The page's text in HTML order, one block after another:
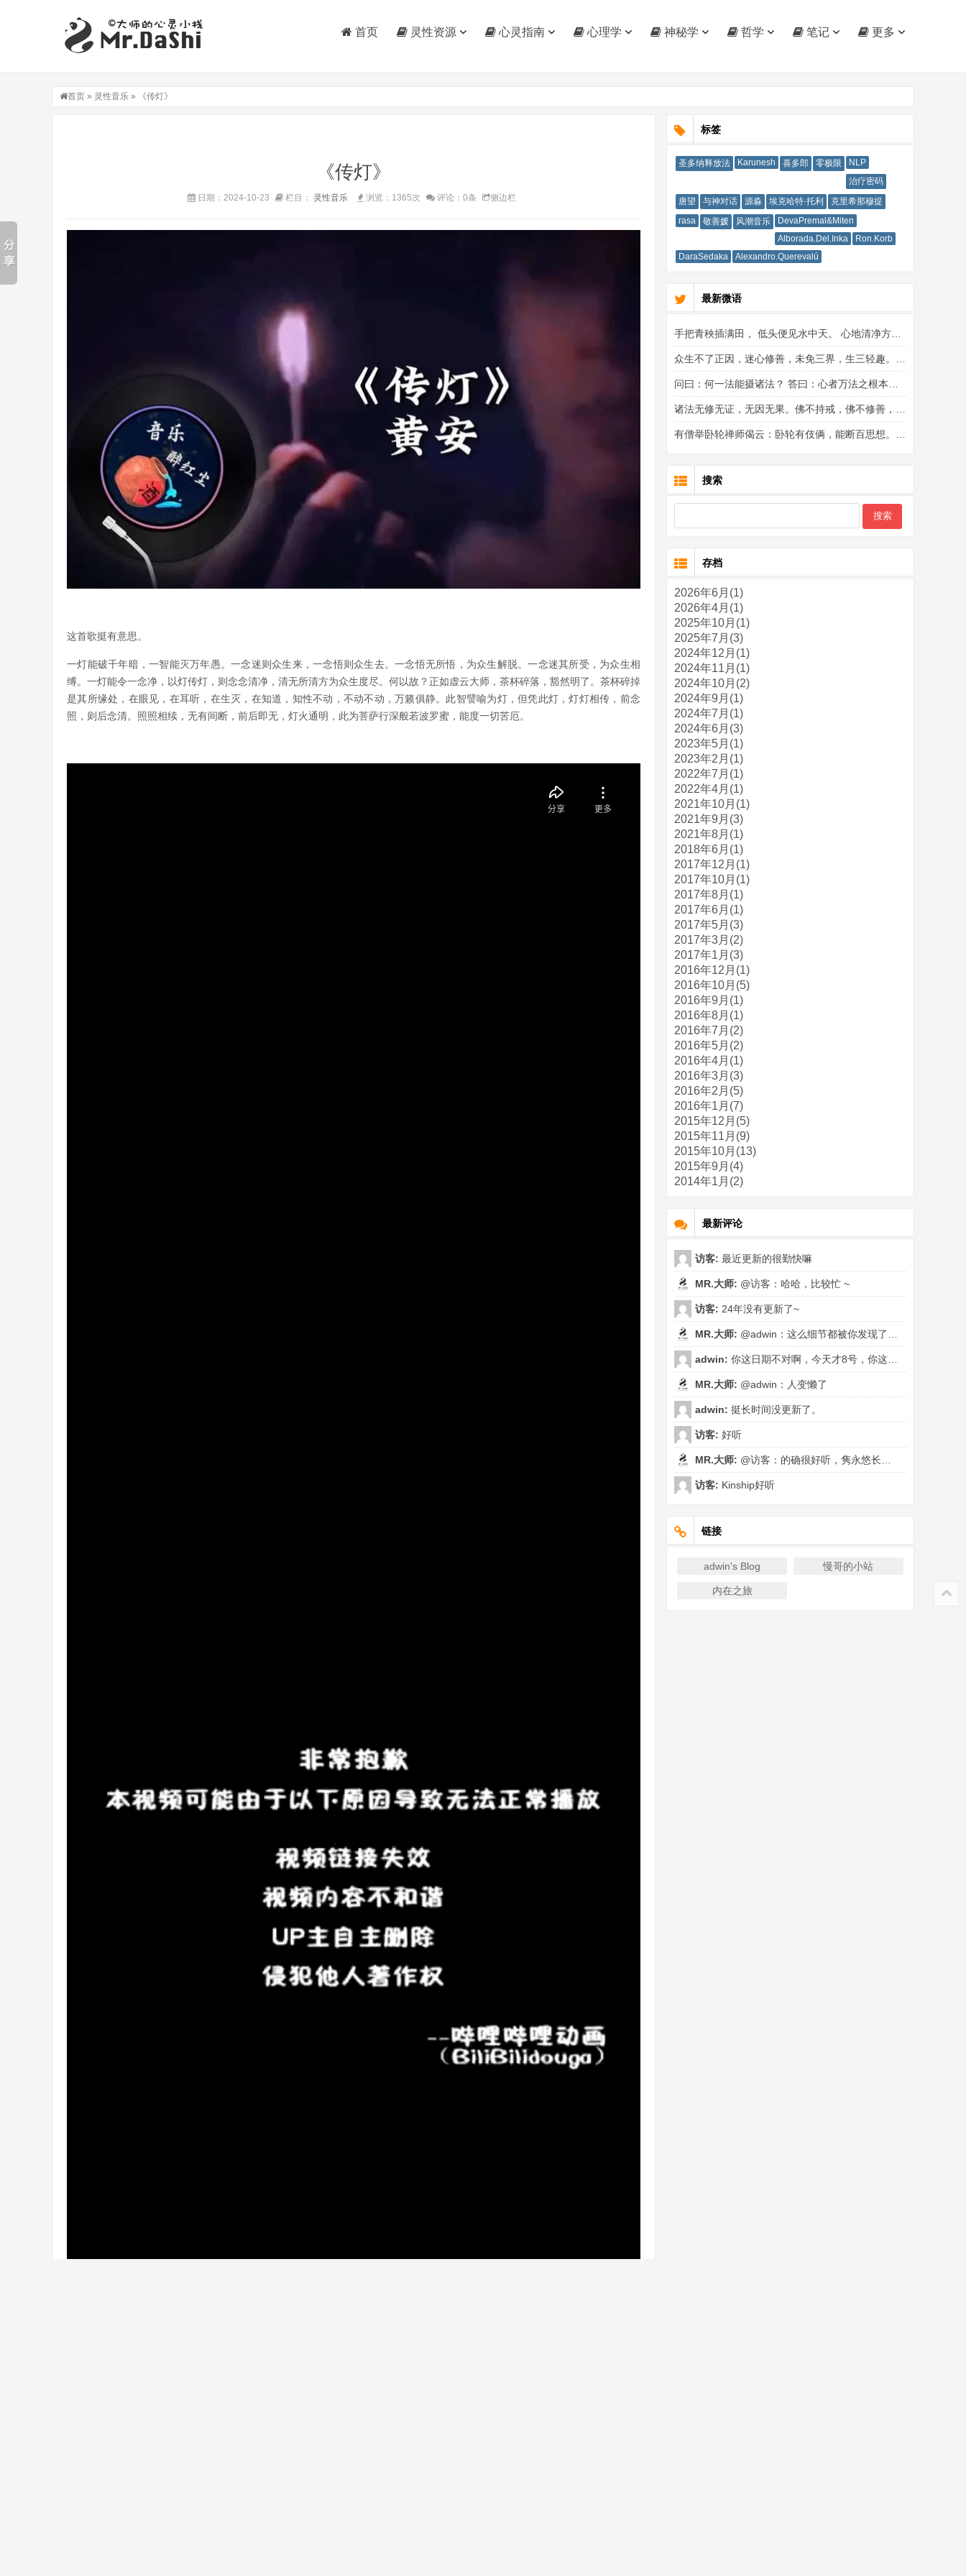
首页 灵性资源 心灵指南 心理学 神秘学 哲学 笔记 更多
首页 » 灵性音乐 » 《传灯》
《传灯》
日期：2024-10-23 栏目： 灵性音乐 浏览：1365次 评论：0条 侧边栏
这首歌挺有意思。
一灯能破千年暗，一智能灭万年愚。一念迷则众生来，一念悟则众生去。一念悟无所悟，为众生解脱。一念迷其所受，为众生相
缚。一灯能令一念净，以灯传灯，则念念清净，清无所清方为众生度尽。何以故？正如虚云大师，茶杯碎落，豁然明了。茶杯碎掉
是其所缘处，在眼见，在耳听，在生灭，在知道，知性不动，不动不动，万籁俱静。 此智譬喻为灯，但凭此灯，灯灯相传，前念
照，则后念清。照照相续，无有间断 ，前后即无 ，灯火通明，此为菩萨行深般若波罗蜜，能度一切苦厄。
标签
圣多纳释放法 Karunesh 喜多郎 零极限
NLP
治疗密码
唐望
与神对话 源淼 埃克哈特·托利
克里希那穆提
rasa
敬善媛 风潮音乐
DevaPremal&Miten
Alborada.Del.Inka
Ron.Korb
DaraSedaka
Alexandro.Querevalú
最新微语
搜索
存档
2026年6月(1)
2026年4月(1)
2025年10月(1)
2025年7月(3)
2024年12月(1)
2024年11月(1)
2024年10月(2)
2024年9月(1)
2024年7月(1)
2024年6月(3)
2023年5月(1)
2023年2月(1)
2022年7月(1)
2022年4月(1)
2021年10月(1)
2021年9月(3)
2021年8月(1)
2018年6月(1)
2017年12月(1)
2017年10月(1)
2017年8月(1)
2017年6月(1)
2017年5月(3)
2017年3月(2)
2017年1月(3)
2016年12月(1)
2016年10月(5)
2016年9月(1)
2016年8月(1)
2016年7月(2)
2016年5月(2)
2016年4月(1)
2016年3月(3)
2016年2月(5)
2016年1月(7)
2015年12月(5)
2015年11月(9)
2015年10月(13)
2015年9月(4)
2014年1月(2)
最新评论
访客: 最近更新的很勤快嘛
MR.大师: @访客：哈哈，比较忙 ~
访客: 24年没有更新了~
MR.大师: @adwin：这么细节都被你发现了，实际...
adwin: 你这日期不对啊，今天才8号，你这日期都1...
MR.大师: @adwin：人变懒了
adwin: 挺长时间没更新了。
访客: 好听
MR.大师: @访客：的确很好听，隽永悠长…
访客: Kinship好听
链接
adwin's Blog 慢哥的小站
内在之旅